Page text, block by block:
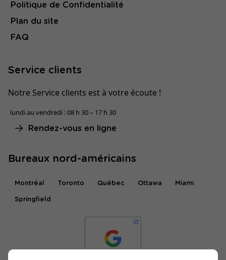
Politique de Confidentialité
Plan du site
FAQ
Service clients
Notre Service clients est à votre écoute !
lundi au vendredi : 08 h 30 – 17 h 30
Rendez-vous en ligne
Bureaux nord-américains
Montréal Toronto Québec Ottawa Miami
Springfield